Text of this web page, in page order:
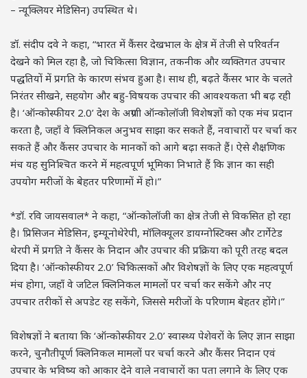
– न्यूक्लियर मेडिसिन) उपस्थित थे।
डॉ. संदीप दवे ने कहा, “भारत में कैंसर देखभाल के क्षेत्र में तेजी से परिवर्तन
देखने को मिल रहा है, जो चिकित्सा विज्ञान, तकनीक और व्यक्तिगत उपचार
पद्धतियों में प्रगति के कारण संभव हुआ है। साथ ही, बढ़ते कैंसर भार के चलते
निरंतर सीखने, सहयोग और बहु-विषयक उपचार की आवश्यकता भी बढ़ रही
है। ‘ऑन्कोस्फीयर 2.0’ देश के अग्रणी ऑन्कोलॉजी विशेषज्ञों को एक मंच प्रदान
करता है, जहाँ वे क्लिनिकल अनुभव साझा कर सकते हैं, नवाचारों पर चर्चा कर
सकते हैं और कैंसर उपचार के मानकों को आगे बढ़ा सकते हैं। ऐसे शैक्षणिक
मंच यह सुनिश्चित करने में महत्वपूर्ण भूमिका निभाते हैं कि ज्ञान का सही
उपयोग मरीजों के बेहतर परिणामों में हो।”
*डॉ. रवि जायसवाल* ने कहा, “ऑन्कोलॉजी का क्षेत्र तेजी से विकसित हो रहा
है। प्रिसिजन मेडिसिन, इम्यूनोथेरेपी, मॉलिक्यूलर डायग्नोस्टिक्स और टार्गेटेड
थेरपी में प्रगति ने कैंसर के निदान और उपचार की प्रक्रिया को पूरी तरह बदल
दिया है। ‘ऑन्कोस्फीयर 2.0’ चिकित्सकों और विशेषज्ञों के लिए एक महत्वपूर्ण
मंच होगा, जहाँ वे जटिल क्लिनिकल मामलों पर चर्चा कर सकेंगे और नए
उपचार तरीकों से अपडेट रह सकेंगे, जिससे मरीजों के परिणाम बेहतर होंगे।”
विशेषज्ञों ने बताया कि ‘ऑन्कोस्फीयर 2.0’ स्वास्थ्य पेशेवरों के लिए ज्ञान साझा
करने, चुनौतीपूर्ण क्लिनिकल मामलों पर चर्चा करने और कैंसर निदान एवं
उपचार के भविष्य को आकार देने वाले नवाचारों का पता लगाने के लिए एक